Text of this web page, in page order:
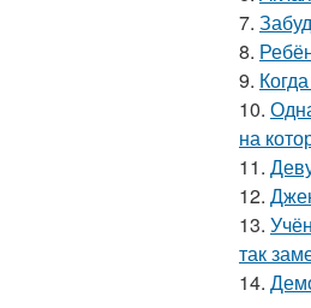
7.
8.
9.
10.
на
11.
12.
13.
так
14.